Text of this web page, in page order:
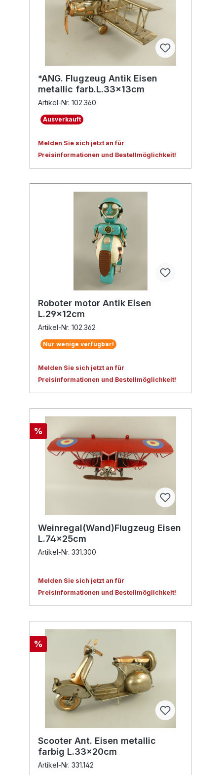
*ANG. Flugzeug Antik Eisen
metallic farb.L.33x13cm
Artikel-Nr. 102.360
Ausverkauft
Melden Sie sich jetzt an für
Preisinformationen und Bestellmöglichkeit!
Roboter motor Antik Eisen
L.29x12cm
Artikel-Nr. 102.362
Nur wenige verfügbar!
Melden Sie sich jetzt an für
Preisinformationen und Bestellmöglichkeit!
%
Weinregal(Wand)Flugzeug Eisen
L.74x25cm
Artikel-Nr. 331.300
Melden Sie sich jetzt an für
Preisinformationen und Bestellmöglichkeit!
%
Scooter Ant. Eisen metallic
farbig L.33x20cm
Artikel-Nr. 331.142